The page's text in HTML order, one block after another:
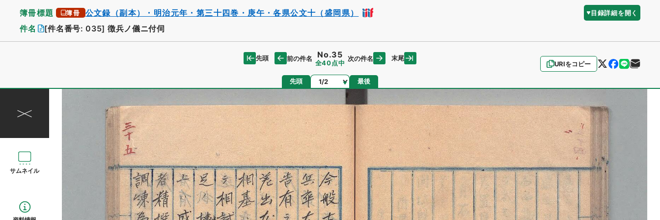
簿冊標題 簿冊 公文録（副本）・明治元年・第三十四巻・庚午・各県公文十（盛岡県） 目録詳細を開く
件名 [件名番号: 035] 徴兵ノ儀ニ付伺
URIをコピー
先頭 前の件名 No.35
全40点中
次の件名 末尾
先頭 ページ 最後
サムネイル